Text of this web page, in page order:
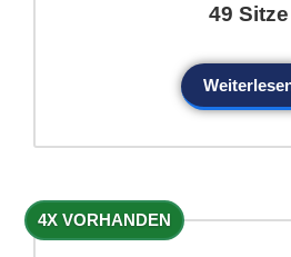
49 Sitze
4X VORHANDEN